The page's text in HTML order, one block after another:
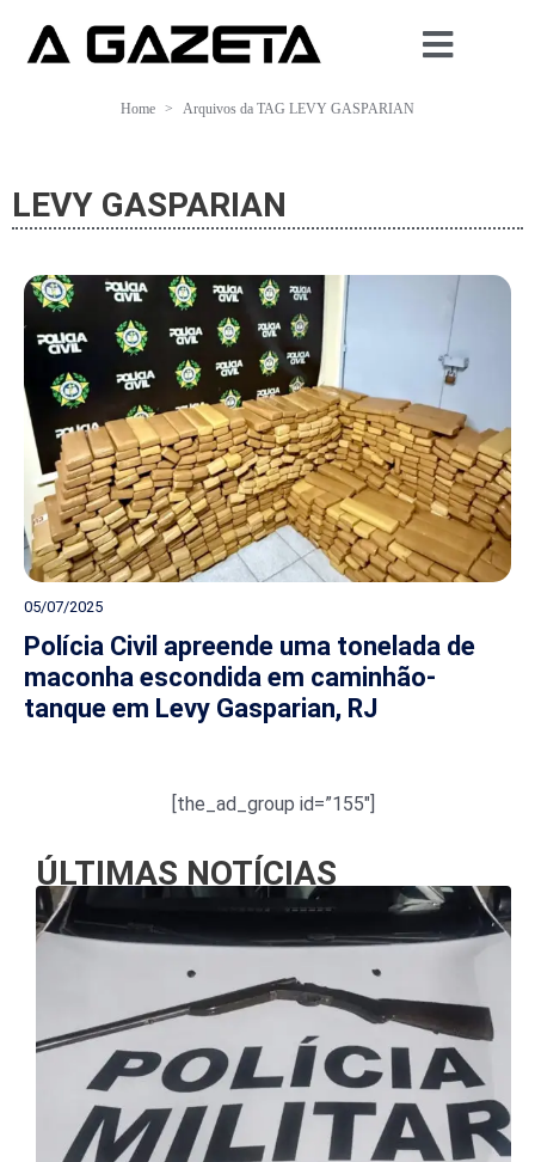
Home Arquivos da TAG LEVY GASPARIAN
LEVY GASPARIAN
05/07/2025
Polícia Civil apreende uma tonelada de
maconha escondida em caminhão-
tanque em Levy Gasparian, RJ
[the_ad_group id=”155″]
ÚLTIMAS NOTÍCIAS